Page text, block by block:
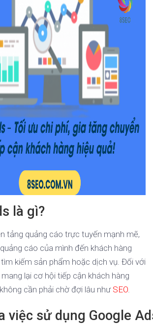
là gì?
tảng quảng cáo trực tuyến mạnh mẽ,
cáo của mình đến khách hàng
kiếm sản phẩm hoặc dịch vụ. Đối với
lại cơ hội tiếp cận khách hàng
cần phải chờ đợi lâu như SEO
việc sử dụng Google